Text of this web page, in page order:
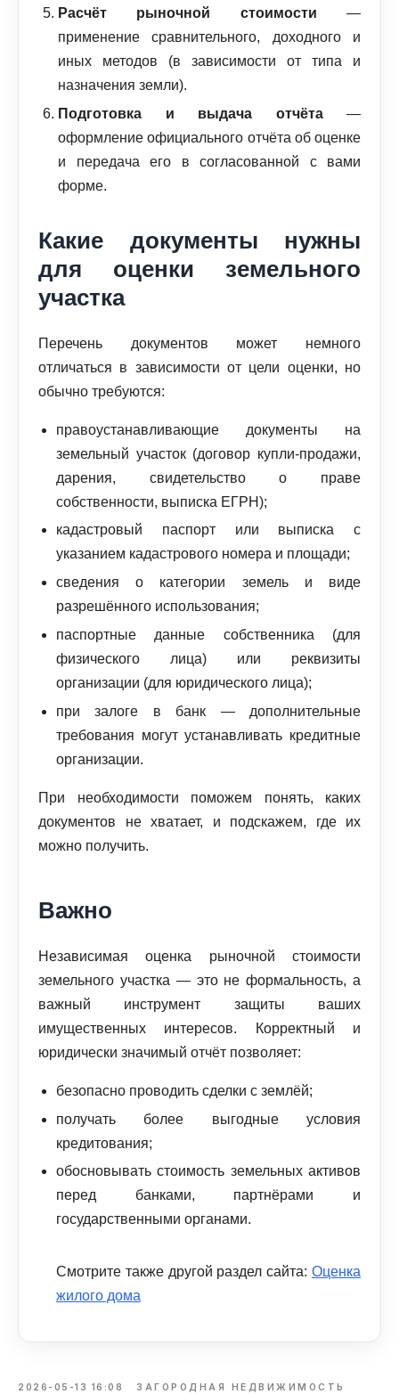
Расчёт рыночной стоимости —
применение сравнительного, доходного и
иных методов (в зависимости от типа и
назначения земли).
Подготовка и выдача отчёта—
оформление официального отчёта об оценке
и передача его в согласованной с вами
форме.
Какие документы нужны
для оценки земельного
участка
Перечень документов может немного
отличаться в зависимости от цели оценки, но
обычно требуются:
правоустанавливающие документы на
земельный участок (договор купли-продажи,
дарения, свидетельство о праве
собственности, выписка ЕГРН);
кадастровый паспорт или выписка с
указанием кадастрового номера и площади;
сведения о категории земель и виде
разрешённого использования;
паспортные данные собственника (для
физического лица) или реквизиты
организации (для юридического лица);
при залоге в банк — дополнительные
требования могут устанавливать кредитные
организации.
При необходимости поможем понять, каких
документов не хватает, и подскажем, где их
можно получить.
Важно
Независимая оценка рыночной стоимости
земельного участка — это не формальность, а
важный инструмент защиты ваших
имущественных интересов. Корректный и
юридически значимый отчёт позволяет:
безопасно проводить сделки с землёй;
получать более выгодные условия
кредитования;
обосновывать стоимость земельных активов
перед банками, партнёрами и
государственными органами.
Смотрите также другой раздел сайта: Оценка
жилого дома
2026-05-13 16:08 ЗАГОРОДНАЯ НЕДВИЖИМОСТЬ